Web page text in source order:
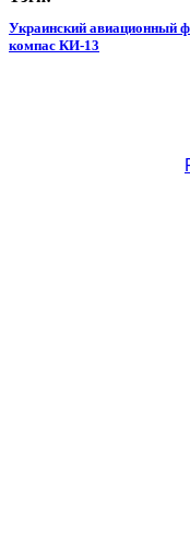
Украинский авиационный
компас КИ-13